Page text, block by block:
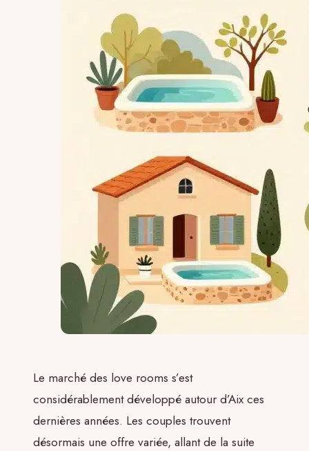
Le marché des love rooms s’est
considérablement développé autour d’Aix ces
dernières années. Les couples trouvent
désormais une offre variée, allant de la suite